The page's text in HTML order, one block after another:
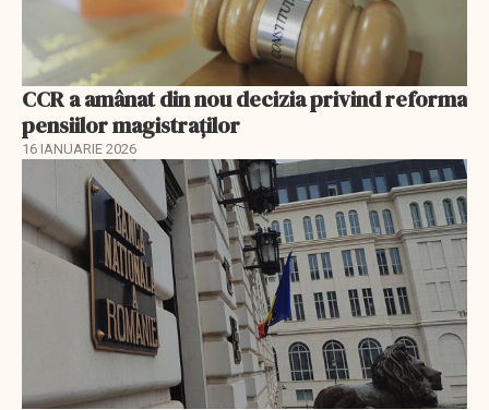
CCR a amânat din nou decizia privind reforma
pensiilor magistraţilor
16 IANUARIE 2026